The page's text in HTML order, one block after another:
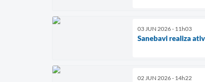
03 JUN 2026 - 11h03
Sanebavi realiza
02 JUN 2026 - 14h22